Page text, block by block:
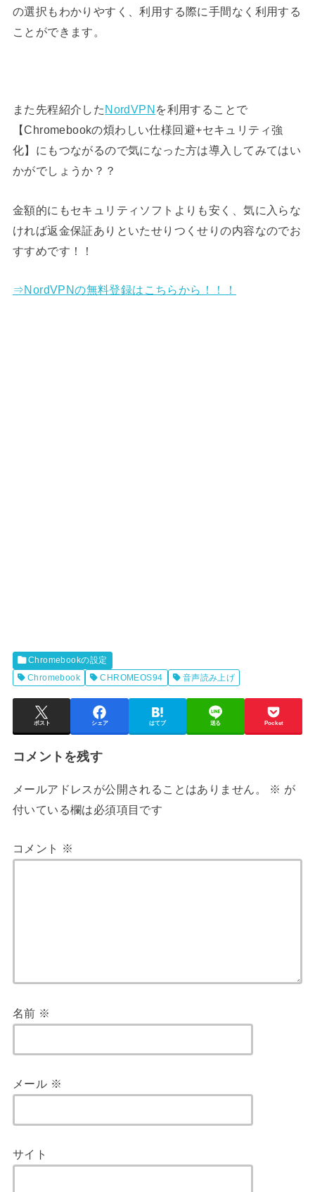
の選択もわかりやすく、利用する際に手間なく利用する
ことができます。
また先程紹介した NordVPN を利用することで
【Chromebookの煩わしい仕様回避+セキュリティ強
化】にもつながるので気になった方は導入してみてはい
かがでしょうか？？
金額的にもセキュリティソフトよりも安く、気に入らな
ければ返金保証ありといたせりつくせりの内容なのでお
すすめです！！
⇒NordVPNの無料登録はこちらから！！！
Chromebookの設定
Chromebook
CHROMEOS94 音声読み上げ
ポスト シェア はてブ 送る Pocket
コメントを残す
メールアドレスが公開されることはありません。 ※ が
付いている欄は必須項目です
コメント ※
名前 ※
メール ※
サイト